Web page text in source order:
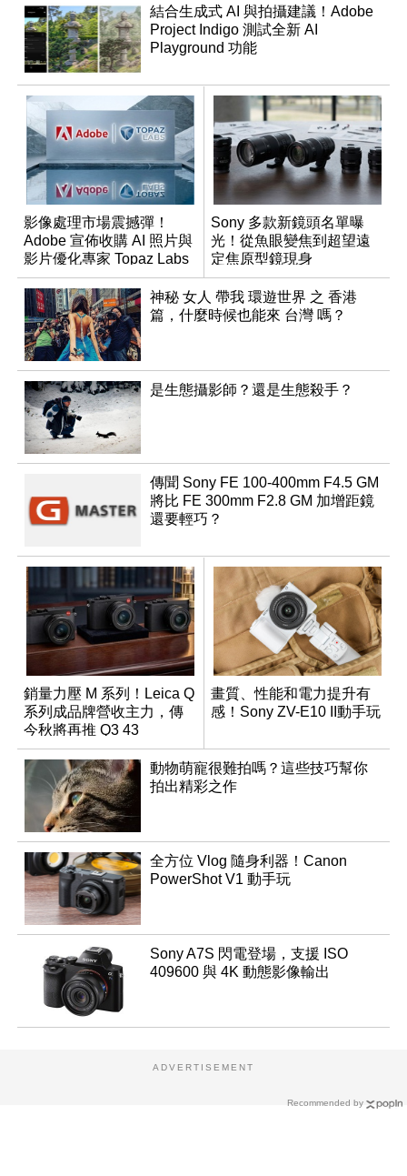
結合生成式 AI 與拍攝建議！Adobe
Project Indigo 測試全新 AI
Playground 功能
影像處理市場震撼彈！
Adobe 宣佈收購 AI 照片與
影片優化專家 Topaz Labs
Sony 多款新鏡頭名單曝
光！從魚眼變焦到超望遠
定焦原型鏡現身
神秘 女人 帶我 環遊世界 之 香港
篇，什麼時候也能來 台灣 嗎？
是生態攝影師？還是生態殺手？
傳聞 Sony FE 100-400mm F4.5 GM
將比 FE 300mm F2.8 GM 加增距鏡
還要輕巧？
銷量力壓 M 系列！Leica Q
系列成品牌營收主力，傳
今秋將再推 Q3 43
Monochrom
畫質、性能和電力提升有
感！Sony ZV-E10 II動手玩
動物萌寵很難拍嗎？這些技巧幫你
拍出精彩之作
全方位 Vlog 隨身利器！Canon
PowerShot V1 動手玩
Sony A7S 閃電登場，支援 ISO
409600 與 4K 動態影像輸出
Recommended by
ADVERTISEMENT